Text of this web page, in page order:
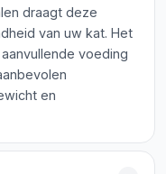
draagt deze
van uw kat. Het
voeding
en